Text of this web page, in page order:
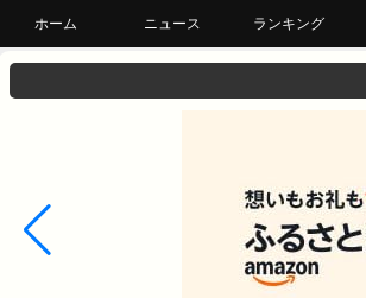
ホーム ニュース ランキング